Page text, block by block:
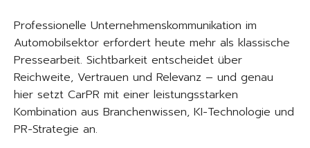
Professionelle Unternehmenskommunikation im
Automobilsektor erfordert heute mehr als klassische
Pressearbeit. Sichtbarkeit entscheidet über
Reichweite, Vertrauen und Relevanz – und genau
hier setzt CarPR mit einer leistungsstarken
Kombination aus Branchenwissen, KI-Technologie und
PR-Strategie an.